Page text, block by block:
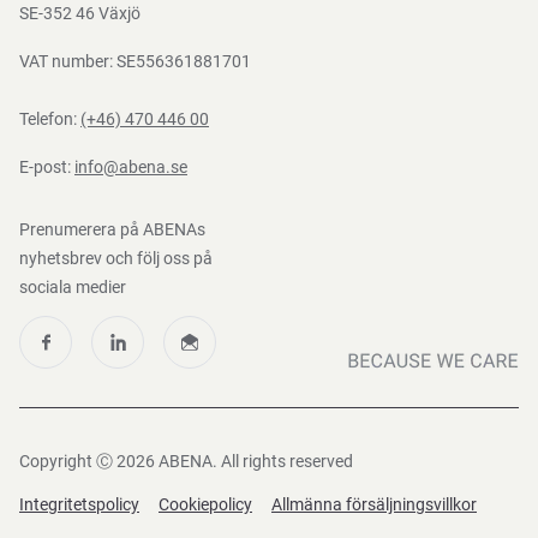
SE-352 46 Växjö
VAT number: SE556361881701
Telefon: (+46) 470 446 00
E-post: info@abena.se
Prenumerera på ABENAs
nyhetsbrev och följ oss på
sociala medier
Copyright Ⓒ 2026 ABENA. All rights reserved
Integritetspolicy Cookiepolicy Allmänna försäljningsvillkor